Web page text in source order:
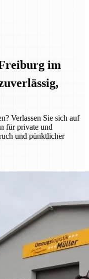
im
Verlassen Sie sich auf
für private und
und pünktlicher